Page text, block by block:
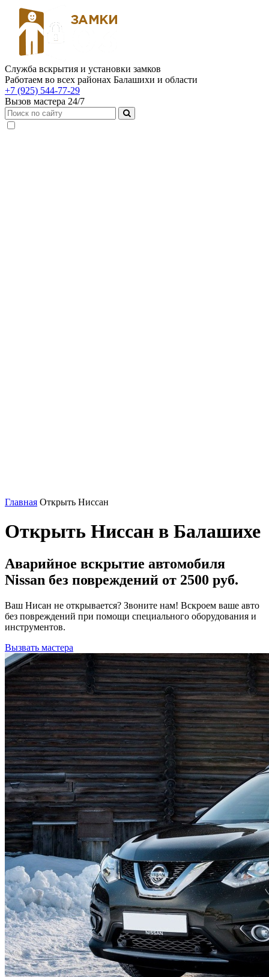
Служба вскрытия и установки замков
Работаем во всех районах Балашихи и области
+7 (925) 544-77-29
Вызов мастера 24/7
Главная Открыть Ниссан
Открыть Ниссан в Балашихе
Аварийное вскрытие автомобиля
Nissan без повреждений от 2500 руб.
Ваш Нисан не открывается? Звоните нам! Вскроем ваше авто
без повреждений при помощи специального оборудования и
инструментов.
Вызвать мастера